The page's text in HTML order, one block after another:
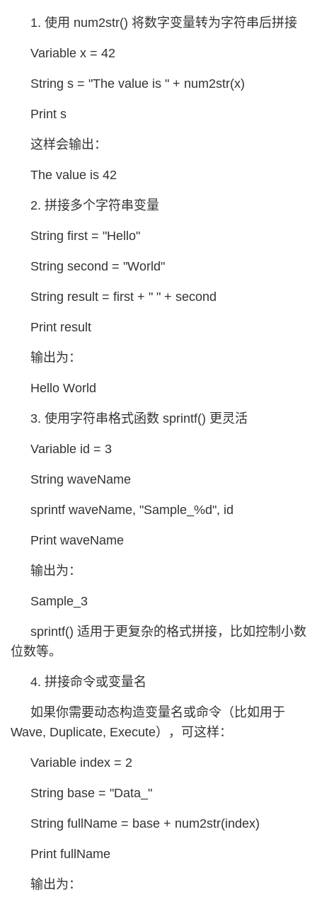
1. 使用 num2str() 将数字变量转为字符串后拼接
Variable x = 42
String s = "The value is " + num2str(x)
Print s
这样会输出：
The value is 42
2. 拼接多个字符串变量
String first = "Hello"
String second = "World"
String result = first + " " + second
Print result
输出为：
Hello World
3. 使用字符串格式函数 sprintf() 更灵活
Variable id = 3
String waveName
sprintf waveName, "Sample_%d", id
Print waveName
输出为：
Sample_3
sprintf() 适用于更复杂的格式拼接，比如控制小数
位数等。
4. 拼接命令或变量名
如果你需要动态构造变量名或命令（比如用于
Wave, Duplicate, Execute），可这样：
Variable index = 2
String base = "Data_"
String fullName = base + num2str(index)
Print fullName
输出为：